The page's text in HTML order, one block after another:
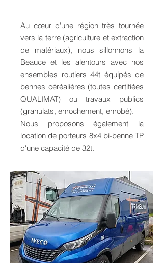
Au cœur d'une région très tournée
vers la terre (agriculture et extraction
de matériaux), nous sillonnons la
Beauce et les alentours avec nos
ensembles routiers 44t équipés de
bennes céréalières (toutes certifiées
QUALIMAT) ou travaux publics
(granulats, enrochement, enrobé).
Nous proposons également la
location de porteurs 8x4 bi-benne TP
d'une capacité de 32t.